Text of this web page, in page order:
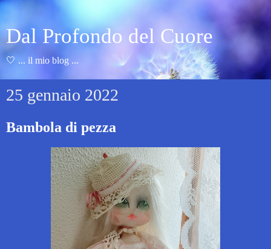
Dal Profondo del Cuore
🤍 ... il mio blog ...
25 gennaio 2022
Bambola di pezza